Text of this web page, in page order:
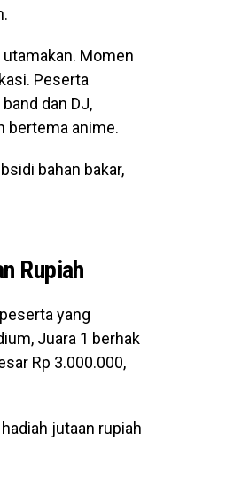
Momen
Peserta
dan DJ,
bertema anime.
bahan bakar,
Rupiah
yang
Juara 1 berhak
Rp 3.000.000,
jutaan rupiah